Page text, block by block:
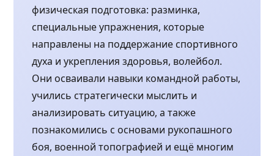
физическая подготовка: разминка,
специальные упражнения, которые
направлены на поддержание спортивного
духа и укрепления здоровья, волейбол.
Они осваивали навыки командной работы,
учились стратегически мыслить и
анализировать ситуацию, а также
познакомились с основами рукопашного
боя, военной топографией и ещё многим